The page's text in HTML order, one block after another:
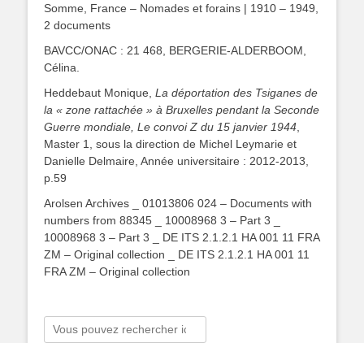
Somme, France – Nomades et forains | 1910 – 1949,
2 documents
BAVCC/ONAC : 21 468, BERGERIE-ALDERBOOM,
Célina.
Heddebaut Monique, La déportation des Tsiganes de
la « zone rattachée » à Bruxelles pendant la Seconde
Guerre mondiale, Le convoi Z du 15 janvier 1944
Master 1, sous la direction de Michel Leymarie et
Danielle Delmaire, Année universitaire : 2012-2013,
p.59
Arolsen Archives _ 01013806 024 – Documents with
numbers from 88345 _ 10008968 3 – Part 3 _
10008968 3 – Part 3 _ DE ITS 2.1.2.1 HA 001 11 FRA
ZM – Original collection _ DE ITS 2.1.2.1 HA 001 11
FRA ZM – Original collection
Rechercher :